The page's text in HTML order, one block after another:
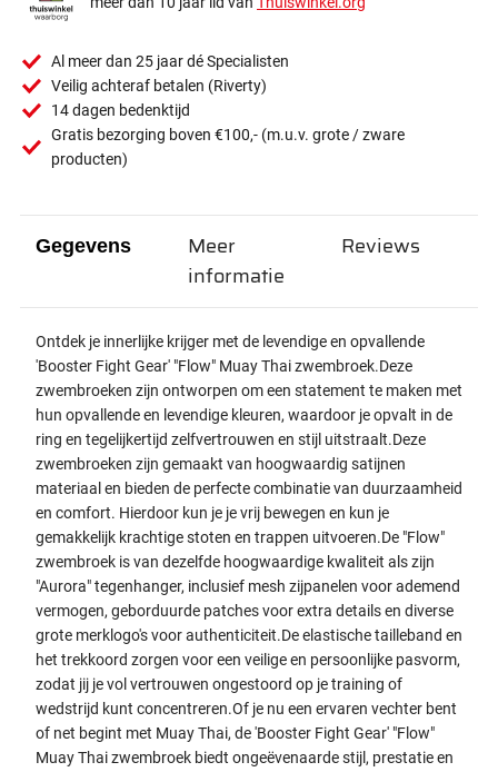
Al meer dan 25 jaar dé Specialisten
Veilig achteraf betalen (Riverty)
14 dagen bedenktijd
Gratis bezorging boven €100,- (m.u.v. grote / zware
producten)
Gegevens
Ontdek je innerlijke krijger met de levendige en opvallende
'Booster Fight Gear' "Flow" Muay Thai zwembroek.Deze
zwembroeken zijn ontworpen om een ​​statement te maken met
hun opvallende en levendige kleuren, waardoor je opvalt in de
ring en tegelijkertijd zelfvertrouwen en stijl uitstraalt.Deze
zwembroeken zijn gemaakt van hoogwaardig satijnen
materiaal en bieden de perfecte combinatie van duurzaamheid
en comfort. Hierdoor kun je je vrij bewegen en kun je
gemakkelijk krachtige stoten en trappen uitvoeren.De "Flow"
zwembroek is van dezelfde hoogwaardige kwaliteit als zijn
"Aurora" tegenhanger, inclusief mesh zijpanelen voor ademend
vermogen, geborduurde patches voor extra details en diverse
grote merklogo's voor authenticiteit.De elastische tailleband en
het trekkoord zorgen voor een veilige en persoonlijke pasvorm,
zodat jij je vol vertrouwen ongestoord op je training of
wedstrijd kunt concentreren.Of je nu een ervaren vechter bent
of net begint met Muay Thai, de 'Booster Fight Gear' "Flow"
Muay Thai zwembroek biedt ongeëvenaarde stijl, prestatie en
Meer
informatie
Reviews